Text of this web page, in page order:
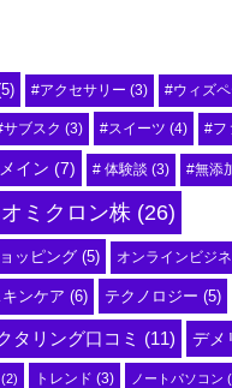
#アクセサリー (3) #ウィズペ
サブスク (3) #スイーツ (4) #フ
イン (7) # 体験談 (3) #無添
オミクロン株 (26)
ッピング (5) オンラインビジ
キンケア (6) テクノロジー (5)
タリング口コミ (11) デメ
(2) トレンド (3) ノートパソコン